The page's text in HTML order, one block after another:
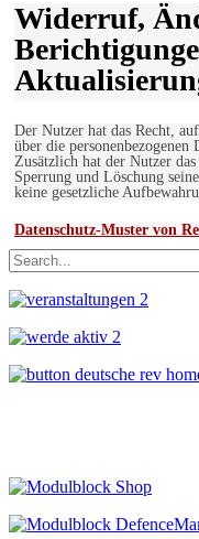
Widerruf,
Der Nutzer hat das Recht,
über die
Zusätzlich hat der Nutzer
Sperrung und Löschung
keine gesetzliche
Datenschutz-Muster von